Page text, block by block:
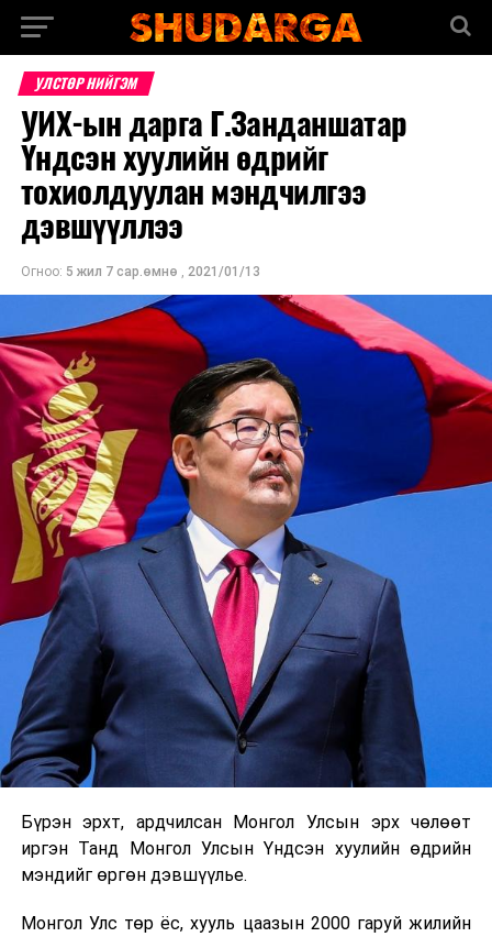
УЛСТӨР НИЙГЭМ
УИХ-ын дарга Г.Занданшатар
Үндсэн хуулийн өдрийг
тохиолдуулан мэндчилгээ
дэвшүүллээ
Огноо: 5 жил 7 сар.өмнө , 2021/01/13
Бүрэн эрхт, ардчилсан Монгол Улсын эрх чөлөөт
иргэн Танд Монгол Улсын Үндсэн хуулийн өдрийн
мэндийг өргөн дэвшүүлье.
Монгол Улс төр ёс, хууль цаазын 2000 гаруй жилийн